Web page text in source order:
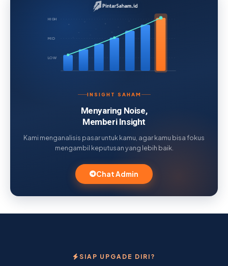
HIGH
MID
LOW
INSIGHT SAHAM
Menyaring Noise,
Memberi Insight
Kami menganalisis pasar untuk kamu, agar kamu bisa fokus
mengambil keputusan yang lebih baik.
Chat Admin
SIAP UPGADE DIRI?